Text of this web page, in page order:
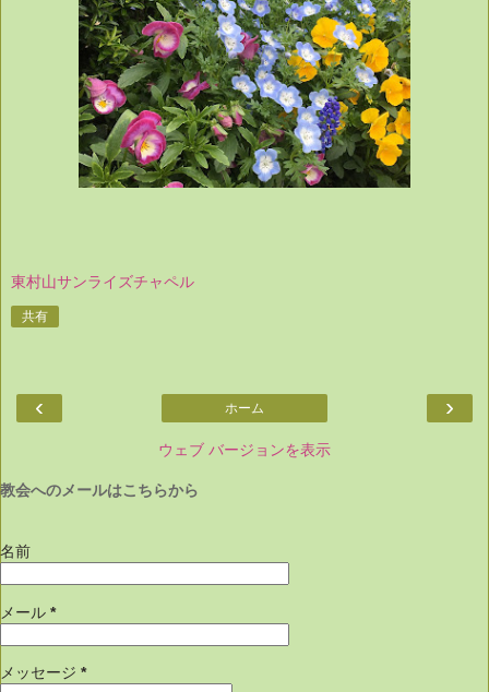
東村山サンライズチャペル
共有
‹ ›
ホーム
ウェブ バージョンを表示
教会へのメールはこちらから
名前
メール *
メッセージ *